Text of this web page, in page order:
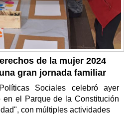
de la mujer 2024
gran jornada familiar
Sociales celebró ayer
en el Parque de la Constitución
con múltiples actividades